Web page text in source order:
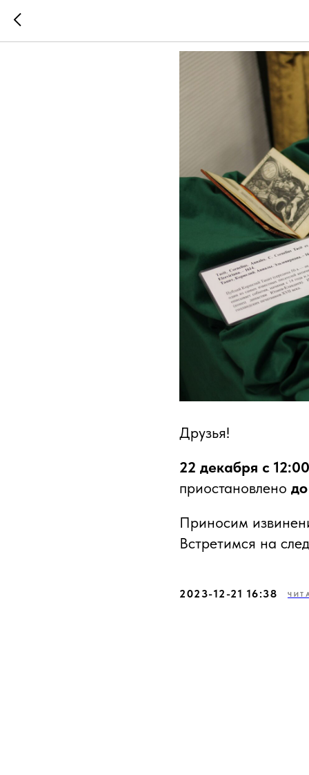
Друзья!
22 декабря с 12:00
приостановлено
Приносим
Встретимся на
2023-12-21 16:38